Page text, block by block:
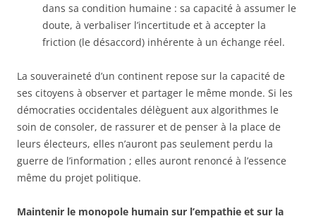
dans sa condition humaine : sa capacité à assumer le
doute, à verbaliser l’incertitude et à accepter la
friction (le désaccord) inhérente à un échange réel.
La souveraineté d’un continent repose sur la capacité de
ses citoyens à observer et partager le même monde. Si les
démocraties occidentales délèguent aux algorithmes le
soin de consoler, de rassurer et de penser à la place de
leurs électeurs, elles n’auront pas seulement perdu la
guerre de l’information ; elles auront renoncé à l’essence
même du projet politique.
Maintenir le monopole humain sur l’empathie et sur la